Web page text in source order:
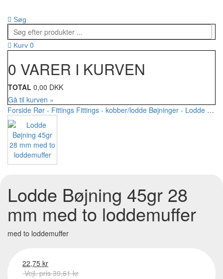
Søg
Kurv 0
0 VARER I KURVEN
TOTAL 0,00 DKK
Gå til kurven »
Forside Rør - Fittings Fittings - kobber/lodde Bøjninger - Lodde
Lodde Bøjning 45gr 28
mm med to loddemuffer
med to loddemuffer
22,75 kr
Vejl. pris 39,61 kr